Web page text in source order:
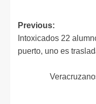
Previous:
Intoxicados 22
puerto, uno es